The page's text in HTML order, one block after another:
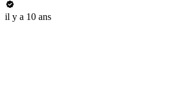
il y a 10 ans